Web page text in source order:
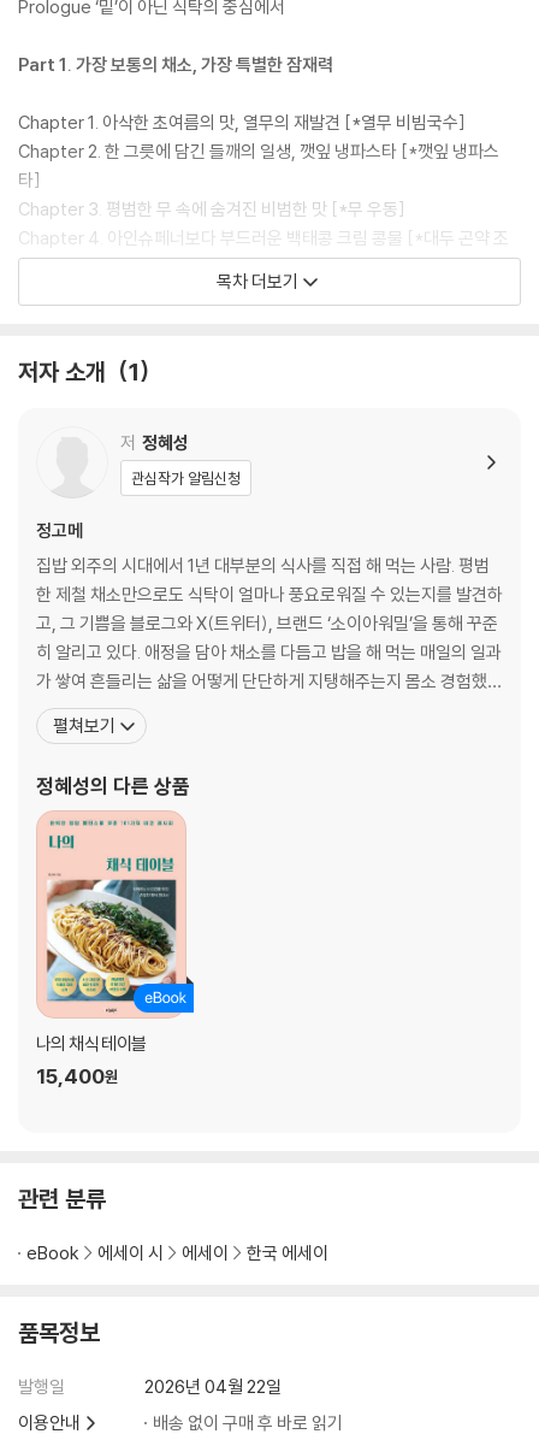
머무르곤 했던 채소를 식탁 한가운데로 초대한다. 그리고 열무, 깻잎, 무,
인 레시피와 생생한 설명을 통해 보여준다. 메인 요리 곁에 놓이던 채소가
을 발견하게 된다.
‘채소 집밥’이라는 소박하지만 단단한 한 끼를 만드는 일은, 결국 나를 먹이
는 감각을 회복하는 일과 맞닿아 있다. 획일화된 바깥 음식이 아닌 나만의
입맛에 맞는 간을 찾아가는 동안 우리는 자신의 생활 리듬과 취향을 조금
씩 알아가게 된다. 『제철 채소 먹는 기쁨』은 거창한 결심 대신 작고 사소한
반복으로 하루의 식탁을 바꾸고 싶은 이들에게, 끝내 매일의 루틴으로 이
Prologue ‘밑’이 아닌 식탁의 중심에서
Part 1. 가장 보통의 채소, 가장 특별한 잠재력
Chapter 1. 아삭한 초여름의 맛, 열무의 재발견 [*열무 비빔국수]
Chapter 2. 한 그릇에 담긴 들깨의 일생, 깻잎 냉파스타 [*깻잎 냉파스
타]
Chapter 3. 평범한 무 속에 숨겨진 비범한 맛 [*무 우동]
Chapter 4. 아인슈페너보다 부드러운 백태콩 크림 콩물 [*대두 곤약 조
림]
Chapter 5. 봄에만 허락된 아삭함과 풋풋함, 마늘종 [*마늘종 들기름 페
Chapter 7. 무한 대파 요리와 함께한 풍요로운 일주일 [*대파 떡볶이]
Part 2. 아는 만큼 맛있는 채소의 매력
Chapter 1. 몸을 깨우는 봄나물의 기세 [*냉이 김밥]
Chapter 2. 감칠맛이 깨어나는 순간, 토마토 [*토마토 라볶이]
Chapter 3. 씹을수록 퍼지는 바다의 향기, 해조류 [*톳 알리오 올리오]
Chapter 4. 새송이버섯의 101가지 매력 [*새송이 젓갈]
Chapter 5. 채소와 과일로 챙겨 먹는 진짜 영양제 [*오트밀 국밥]
Chapter 6. 항상 곁에 두고 싶은 무적의 반려채소 [*양배추 야키소바 파
스타]
Part 3. 집밥, 나를 돌보는 가장 확실한 기술
Chapter 1. 가장 용기 있는 자립의 시작, 채소 집밥
Chapter 2. 모든 맛의 출발점, 소금과 간장 [*애호박 웜 샐러드]
Chapter 3. 집밥의 격을 높이는 된장과 들기름 [*된장 볶음밥]
Chapter 4. 맛의 빈 곳을 채우는 단맛과 산미 [*알배추 스테이크]
Chapter 5. 집밥의 세계관을 넓히는 향신료 [*렌틸 타코 라이스]
Chapter 6. 완벽하게 갖추지 않아도 충분한 요리법 [*젓갈 없는 대파김
Chapter 7. 집밥을 쉽게 반복하는 여섯 가지 방법
Epilogue 채소 집밥이 나에게 가르쳐준 것들
목차 더보기
저자 소개 1
저 정혜성
관심작가 알림신청
정고메
집밥 외주의 시대에서 1년 대부분의 식사를 직접 해 먹는 사람. 평범
한 제철 채소만으로도 식탁이 얼마나 풍요로워질 수 있는지를 발견하
고, 그 기쁨을 블로그와 X(트위터), 브랜드 ‘소이아워밀’을 통해 꾸준
히 알리고 있다. 애정을 담아 채소를 다듬고 밥을 해 먹는 매일의 일과
가 쌓여 흔들리는 삶을 어떻게 단단하게 지탱해주는지 몸소 경험했
다. 이 경험을 많은 사람이 느끼길 바라며 만든 레시피 중 하나인 ‘깻
잎 냉파스타’가 좋은 반응을 얻으며 소소한 화제가 되기도 했다. 이 책
인지 탐구한 기록이자, 서툰 솜씨로라도 기꺼이
펼쳐보기
정혜성의 다른 상품
나의 채식 테이블
15,400원
관련 분류
eBook 에세이 시 에세이 한국 에세이
품목정보
발행일
2026년 04월 22일
이용안내
배송 없이 구매 후 바로 읽기